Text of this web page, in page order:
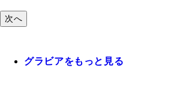
次へ
グラビアをもっと見る